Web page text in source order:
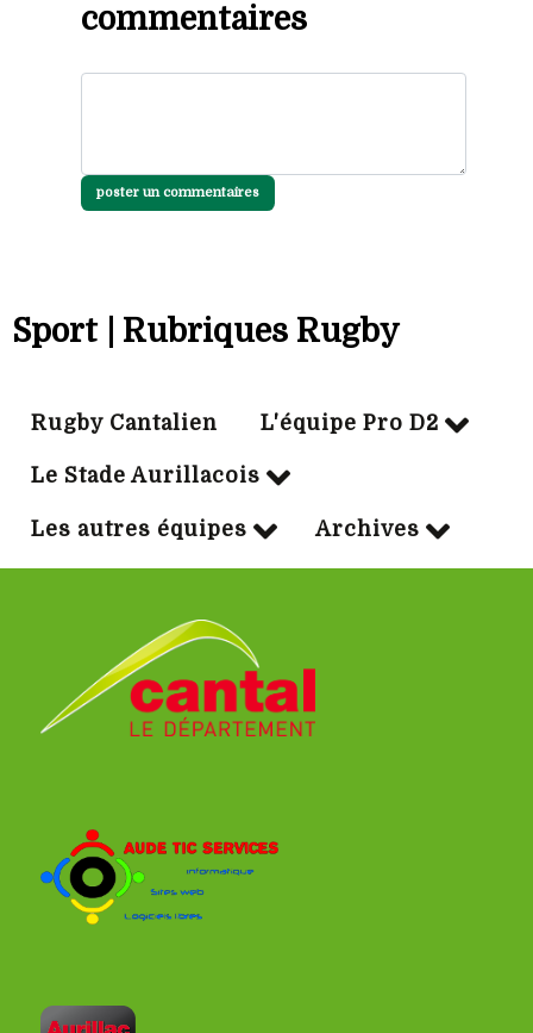
commentaires
poster un commentaires
Sport | Rubriques Rugby
Rugby Cantalien L'équipe Pro D2
Le Stade Aurillacois
Les autres équipes Archives